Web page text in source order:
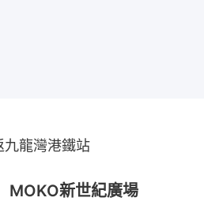
九龍灣港鐵站
MOKO新世紀廣場